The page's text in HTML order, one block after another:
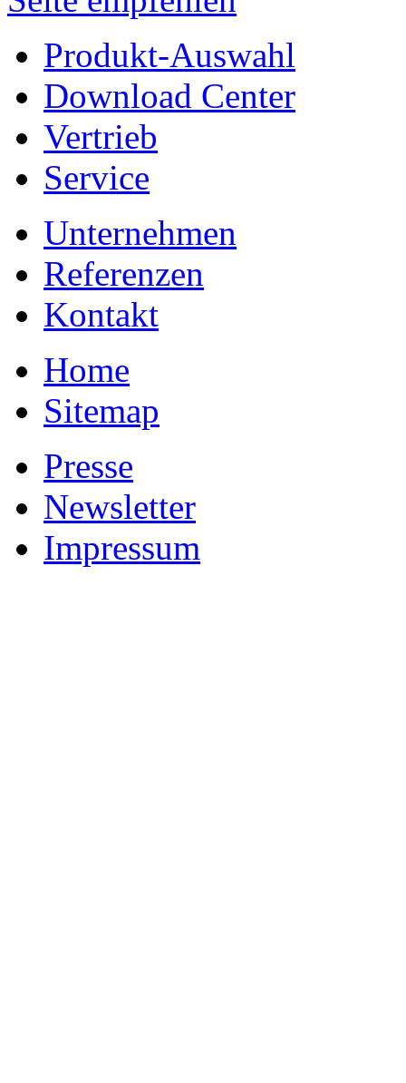
Produkt-Auswahl
Download Center
Vertrieb
Service
Unternehmen
Referenzen
Kontakt
Home
Sitemap
Presse
Newsletter
Impressum